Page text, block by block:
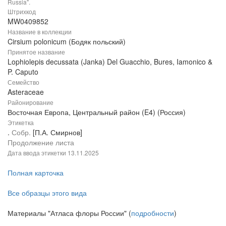
Штрихкод
MW0409852
Название в коллекции
Cirsium polonicum (Бодяк польский)
Принятое название
Lophiolepis decussata (Janka) Del Guacchio, Bures, Iamonico &
P. Caputo
Семейство
Asteraceae
Районирование
Восточная Европа, Центральный район (E4) (Россия)
Этикетка
. Собр. [П.А. Смирнов]
Продолжение листа
Дата ввода этикетки 13.11.2025
Полная карточка
Все образцы этого вида
Материалы "Атласа флоры России" (подробности)